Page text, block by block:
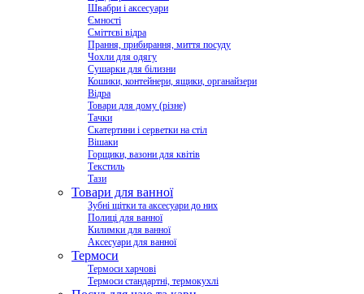
Швабри і аксесуари
Ємності
Сміттєві відра
Прання, прибирання, миття посуду
Чохли для одягу
Сушарки для білизни
Кошики, контейнери, ящики, органайзери
Відра
Товари для дому (різне)
Тачки
Скатертини і серветки на стіл
Вішаки
Горщики, вазони для квітів
Текстиль
Тази
Товари для ванної
Зубні щітки та аксесуари до них
Полиці для ванної
Килимки для ванної
Аксесуари для ванної
Термоси
Термоси харчові
Термоси стандартні, термокухлі